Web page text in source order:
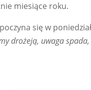
miesiące roku.
się w
drożeją, uwaga